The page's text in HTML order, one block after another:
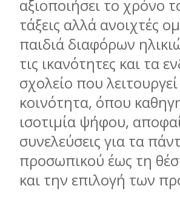
αξιοποιήσει το χρόνο
τάξεις αλλά ανοιχτές
παιδιά διαφόρων
τις ικανότητες και τα
σχολείο που
κοινότητα, όπου
ισοτιµία ψήφου,
συνελεύσεις για τα
προσωπικού έως τη
και την επιλογή των